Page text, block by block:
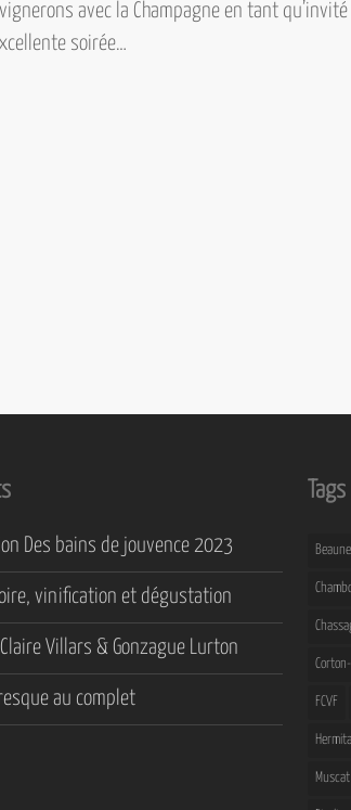
avec la Champagne en tant
soirée…
Des bains de jouvence 2023
vinification et dégustation
Villars & Gonzague Lurton
au complet
Tags
Beaune
FCVF
Muscat